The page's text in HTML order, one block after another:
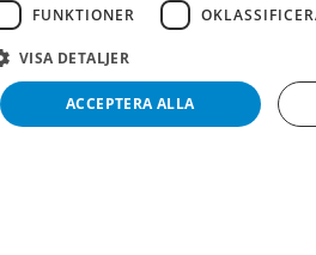
FUNKTIONER
VISA DETALJER
ACCEPTERA ALLA